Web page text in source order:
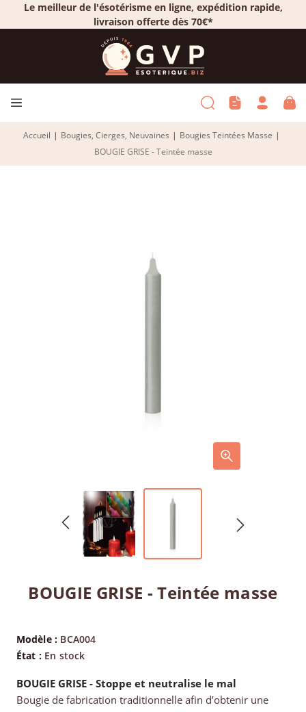
Le meilleur de l'ésotérisme en ligne, expédition rapide,
livraison offerte dès 70€*
Accueil | Bougies, Cierges, Neuvaines | Bougies Teintées Masse |
BOUGIE GRISE - Teintée masse
BOUGIE GRISE - Teintée masse
Modèle : BCA004
État : En stock
BOUGIE GRISE - Stoppe et neutralise le mal
Bougie de fabrication traditionnelle afin d’obtenir une